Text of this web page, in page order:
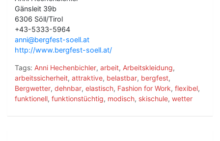
Gänsleit 39b
6306 Söll/Tirol
+43-5333-5964
anni@bergfest-soell.at
http://www.bergfest-soell.at/
Tags: Anni Hechenbichler, arbeit, Arbeitskleidung,
arbeitssicherheit, attraktive, belastbar, bergfest,
Bergwetter, dehnbar, elastisch, Fashion for Work, flexibel,
funktionell, funktionstüchtig, modisch, skischule, wetter